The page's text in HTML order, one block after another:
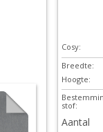
Cosy:
Breedte:
Hoogte:
stof:
Aantal